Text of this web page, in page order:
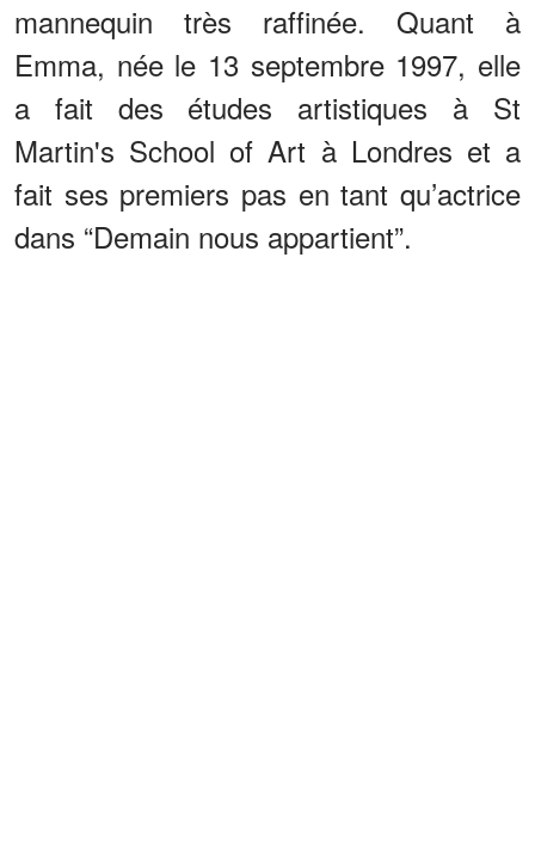
mannequin très raffinée. Quant à
Emma, née le 13 septembre 1997, elle
a fait des études artistiques à St
Martin's School of Art à Londres et a
fait ses premiers pas en tant qu’actrice
dans “Demain nous appartient”.